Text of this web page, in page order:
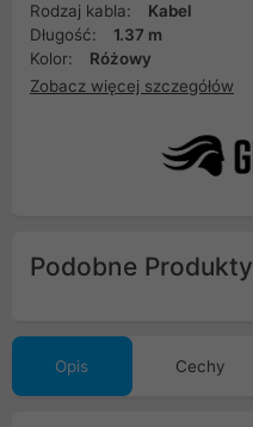
Rodzaj kabla:
Kabel
Długość:
1.37 m
Kolor:
Różowy
Zobacz więcej szczegółów
Podobne Produkty
Opis Cechy